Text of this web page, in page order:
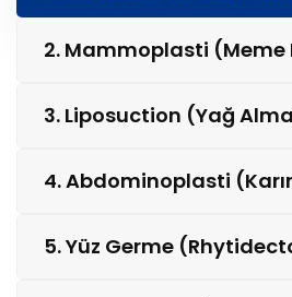
2. Mammoplasti (Meme
3. Liposuction (Yağ
4. Abdominoplasti
5. Yüz Germe